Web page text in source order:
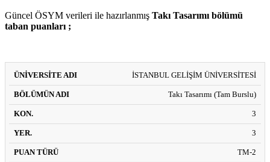
Güncel ÖSYM verileri ile hazırlanmış Takı Tasarımı bölümü
taban puanları ;
ÜNIVERSITE
ADI
BÖLÜMÜN
ADI
PUAN
TÜRÜ
TABAN
(EN
KÜÇÜK)
PUAN
BAŞARI
SIRASI*
İSTANBUL GELİŞİM ÜNİVERSİTESİ
Takı Tasarımı (Tam Burslu)
3
3
TM-2